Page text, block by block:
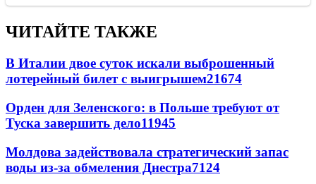
ЧИТАЙТЕ ТАКЖЕ
В Италии двое суток искали выброшенный
лотерейный билет с выигрышем21674
Орден для Зеленского: в Польше требуют от
Туска завершить дело11945
Молдова задействовала стратегический запас
воды из-за обмеления Днестра7124